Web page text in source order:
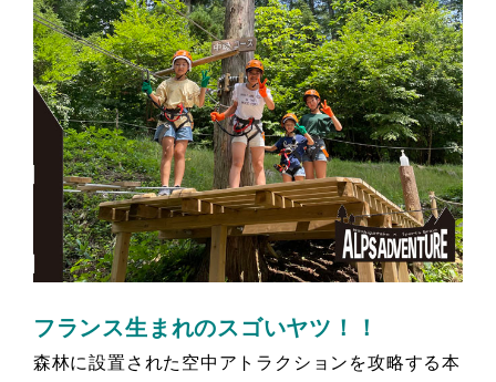
フランス生まれのスゴいヤツ！！
森林に設置された空中アトラクションを攻略する本